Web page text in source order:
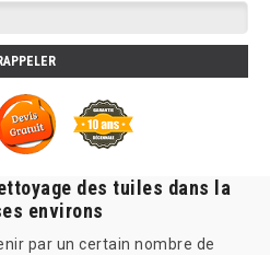
des tuiles dans la
environs
par un certain nombre de